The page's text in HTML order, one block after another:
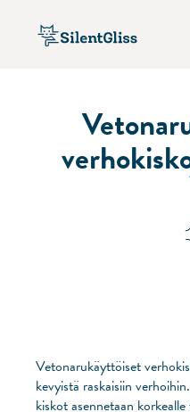
Vetonarukäyttöiset
kevyistä raskaisiin
kiskot asennetaan